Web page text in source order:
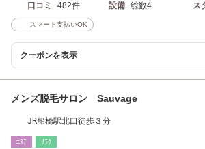
口コミ 482件 設備 総数4 ス
スマート支払いOK
クーポンを表示
メンズ脱毛サロン Sauvage
JR船橋駅北口徒歩３分
ｴｽﾃ ﾘﾗｸ